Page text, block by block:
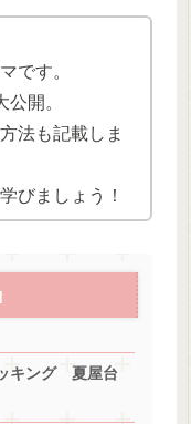
です。
開。
法も記載しま
びましょう！
キング 夏屋台